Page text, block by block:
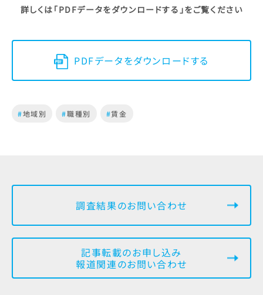
詳しくは「PDFデータをダウンロードする」をご覧ください
PDFデータをダウンロードする
#地域別 #職種別 #賃金
調査結果のお問い合わせ
記事転載のお申し込み
報道関連のお問い合わせ